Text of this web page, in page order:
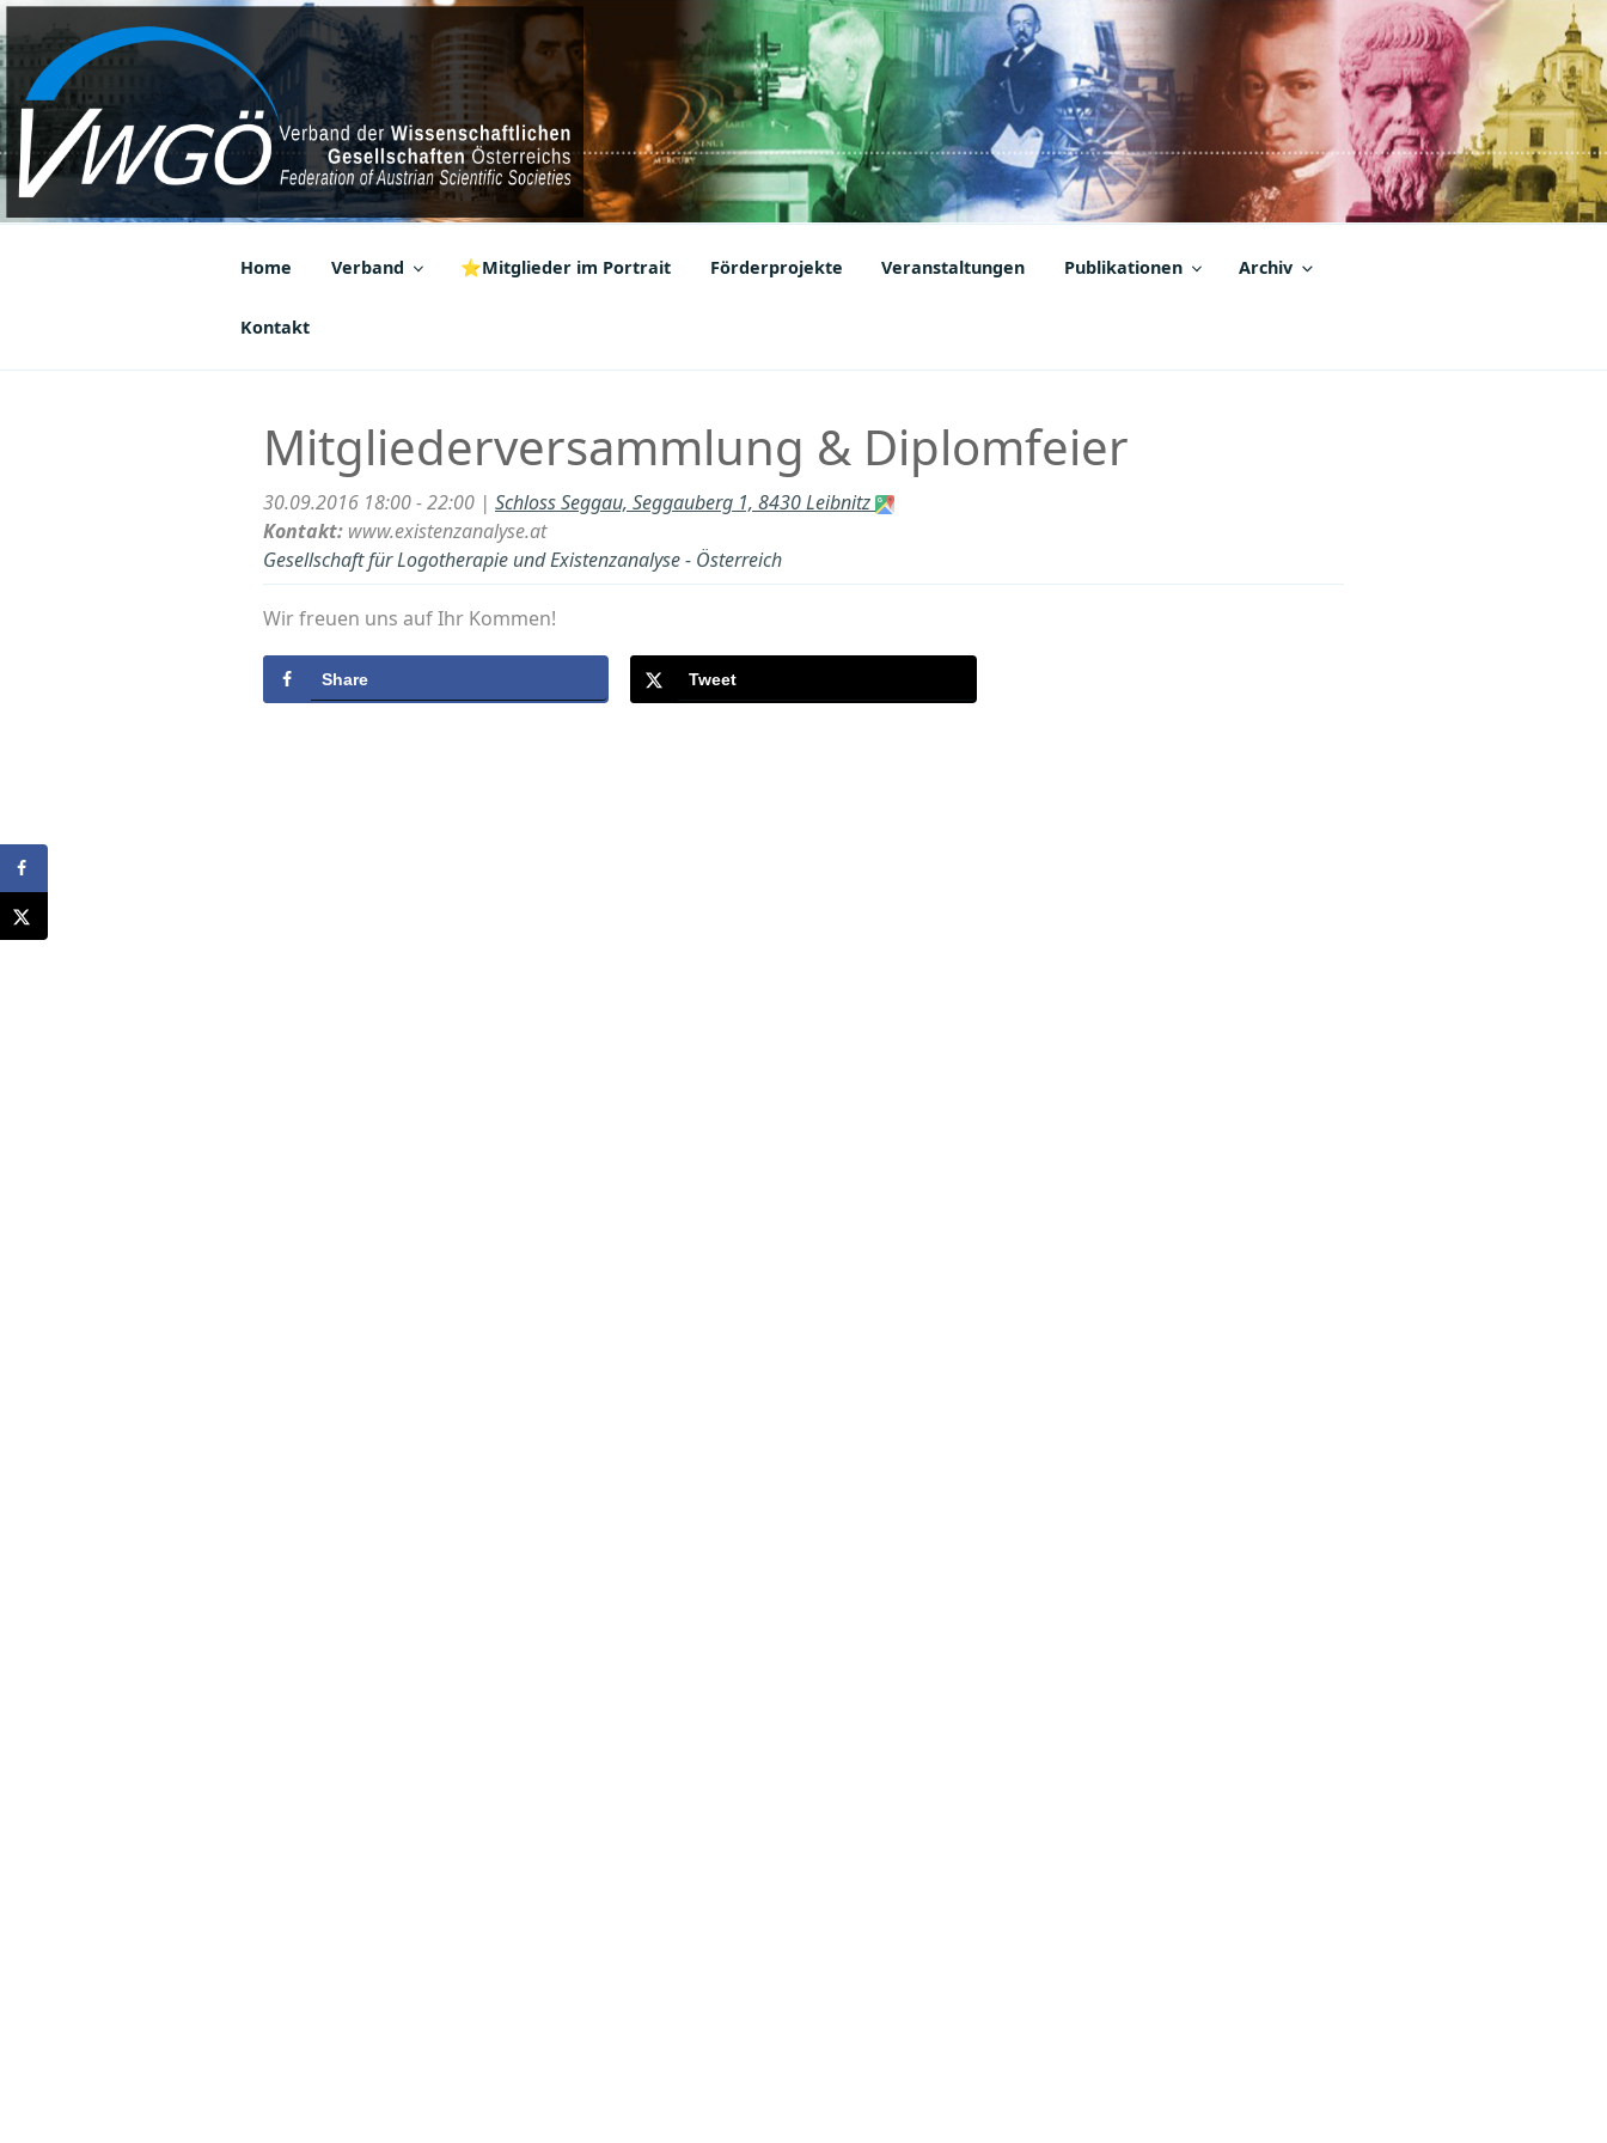
Zum
Inhalt
springen
VWGÖ
Federation of Austrian Scientific Societies
Home Verband ⭐Mitglieder im Portrait Förderprojekte Veranstaltungen Publikationen Archiv
Kontakt
Mitgliederversammlung & Diplomfeier
30.09.2016 18:00 - 22:00 | Schloss Seggau, Seggauberg 1, 8430 Leibnitz
Kontakt: www.existenzanalyse.at
Gesellschaft für Logotherapie und Existenzanalyse - Österreich
Wir freuen uns auf Ihr Kommen!
Share Tweet